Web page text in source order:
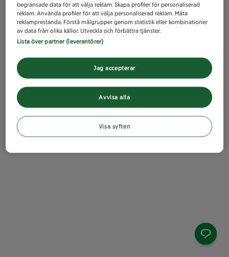
begränsade data för att välja reklam. Skapa profiler för personaliserad
reklam. Använda profiler för att välja personaliserad reklam. Mäta
reklamprestanda. Förstå målgrupper genom statistik eller kombinationer
av data från olika källor. Utveckla och förbättra tjänster.
Lista över partner (leverantörer)
Avvisa alla
Jag accepterar
Visa syften